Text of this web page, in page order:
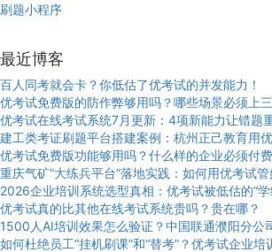
刷题小程序
最近博客
百人同考就会卡？你低估了优考试的并发能力！
优考试免费版的防作弊够用吗？哪些场景必须上
优考试在线考试系统7月更新：4项新能力让错题
建工类考证刷题平台搭建案例：杭州正己教育用
优考试免费版功能够用吗？什么样的企业必须付
重庆气矿“大练兵平台”落地实践：如何用优考试
2026企业培训系统选型真相：优考试被低估的“学
优考试真的比其他在线考试系统贵吗？贵在哪？
1500人AI培训效果怎么验证？中国联通濮阳分公
如何杜绝员工“挂机刷课”和“替考”？优考试企业